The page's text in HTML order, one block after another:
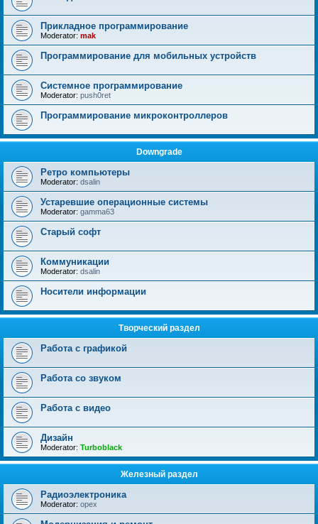
Прикладное программирование
Moderator: mak
Программирование для мобильных устройств
Системное программирование
Moderator: push0ret
Программирование микроконтроллеров
Downgrade
Ретро компьютеры
Moderator: dsalin
Устаревшие операционные системы
Moderator: gamma63
Старый софт
Коммуникации
Moderator: dsalin
Носители информации
Творческий раздел
Работа с графикой
Работа со звуком
Работа с видео
Дизайн
Moderator: Turboblack
Железный раздел
Радиоэлектроника
Moderator: opex